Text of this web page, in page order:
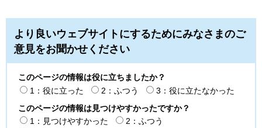
より良いウェブサイトにするためにみなさまのご
意見をお聞かせください
このページの情報は役に立ちましたか？
1：役に立った
2：ふつう
3：役に立たなかった
このページの情報は見つけやすかったですか？
1：見つけやすかった
2：ふつう